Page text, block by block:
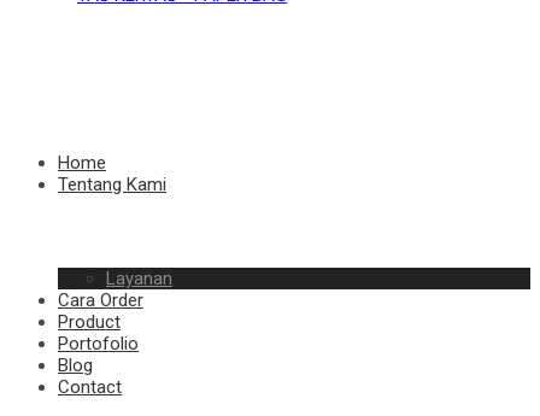
–
KERTAS
Home
Tentang Kami
Layanan
Cara Order
Product
Portofolio
Blog
Contact